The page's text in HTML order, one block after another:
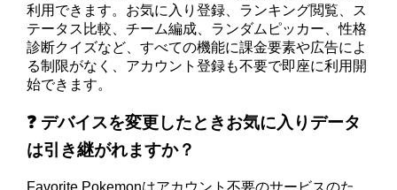
利用できます。お気に入り登録、ランキング閲覧、ス
テータス比較、チーム編成、ランダムピッカー、性格
診断クイズなど、すべての機能に課金要素や広告によ
る制限がなく、アカウント登録も不要で即座に利用開
始できます。
❓ デバイスを変更したときお気に入りデータ
は引き継がれますか？